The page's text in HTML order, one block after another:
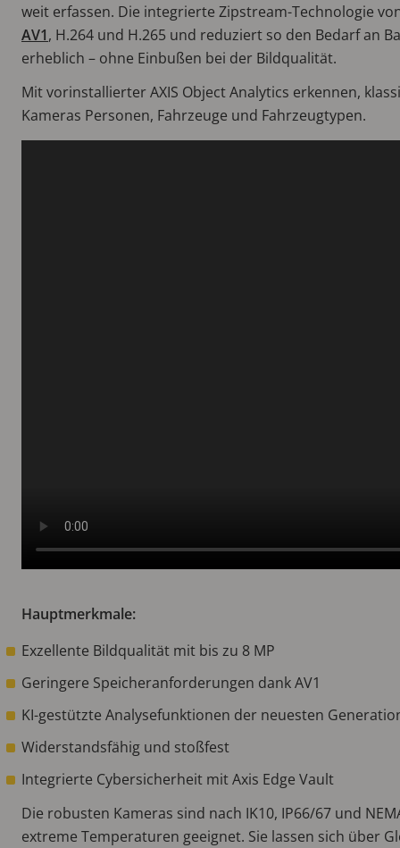
weit erfassen. Die integrierte Zipstream-Technologie
AV1, H.264 und H.265 und reduziert so den Bedarf an
erheblich – ohne Einbußen bei der Bildqualität.
Mit vorinstallierter AXIS Object Analytics erkennen,
Kameras Personen, Fahrzeuge und Fahrzeugtypen.
Hauptmerkmale:
Exzellente Bildqualität mit bis zu 8 MP
Geringere Speicheranforderungen dank AV1
KI-gestützte Analysefunktionen der neuesten
Widerstandsfähig und stoßfest
Integrierte Cybersicherheit mit Axis Edge Vault
Die robusten Kameras sind nach IK10, IP66/67 und
extreme Temperaturen geeignet. Sie lassen sich über